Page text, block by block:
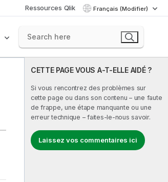
Ressources Qlik Français (Modifier)
CETTE PAGE VOUS A-T-ELLE AIDÉ ?
Si vous rencontrez des problèmes sur
cette page ou dans son contenu – une faute
de frappe, une étape manquante ou une
erreur technique – faites-le-nous savoir.
Laissez vos commentaires ici